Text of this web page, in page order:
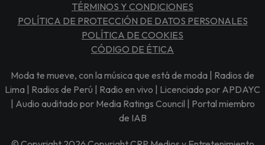
TÉRMINOS Y CONDICIONES
POLÍTICA DE PROTECCIÓN DE DATOS PERSONALES
POLÍTICA DE COOKIES
CÓDIGO DE ÉTICA
Moda te mueve, con la música que está de moda | Radios de
Lima | Radios de Perú | Radio en vivo | Licenciado por APDAYC
| Audio auditado por Media Ratings Council | Portal miembro
de IAB